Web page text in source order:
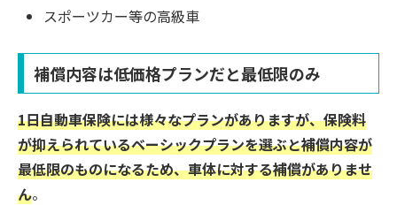
スポーツカー等の高級車
補償内容は低価格プランだと最低限のみ
1日自動車保険には様々なプランがありますが、保険料
が抑えられているベーシックプランを選ぶと補償内容が
最低限のものになるため、車体に対する補償がありませ
ん。